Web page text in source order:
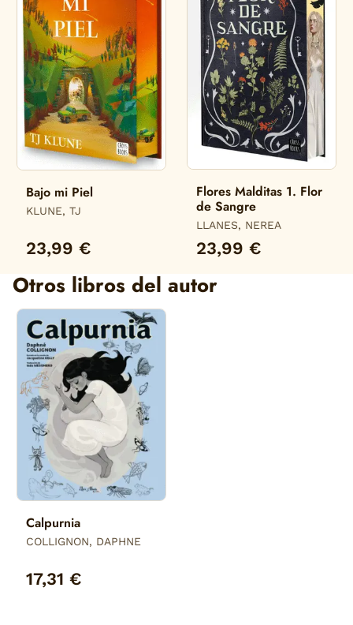
Bajo mi Piel
KLUNE, TJ
23,99 €
Flores Malditas 1. Flor
de Sangre
LLANES, NEREA
23,99 €
Otros libros del autor
Calpurnia
COLLIGNON, DAPHNE
17,31 €